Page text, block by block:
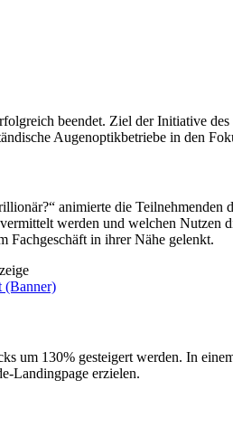
beendet. Ziel der Initiative
Augenoptikbetriebe in den
animierte die Teilnehmenden
werden und welchen
Fachgeschäft in ihrer Nähe gelenkt.
um 130% gesteigert werden. In
Landingpage erzielen.